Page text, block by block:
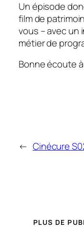
Un épisode
film de
vous – avec un
métier de
Bonne écoute
← Cinécure
PLUS DE